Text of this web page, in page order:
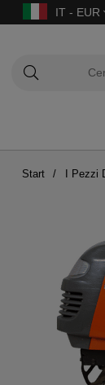
IT - EUR
Start I Pezzi